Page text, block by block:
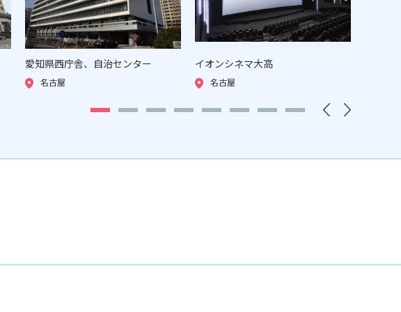
愛知県西庁舎、自治センター
名古屋
イオンシネマ⼤⾼
名古屋